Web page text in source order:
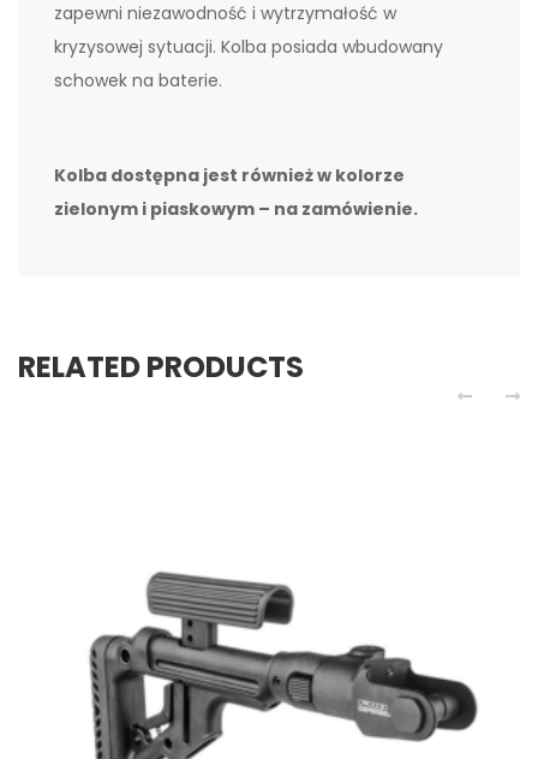
zapewni niezawodność i wytrzymałość w
kryzysowej sytuacji. Kolba posiada wbudowany
schowek na baterie.
Kolba dostępna jest również w kolorze
zielonym i piaskowym – na zamówienie.
RELATED PRODUCTS